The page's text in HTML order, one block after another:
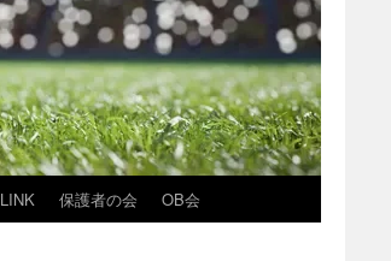
LINK 保護者の会 OB会